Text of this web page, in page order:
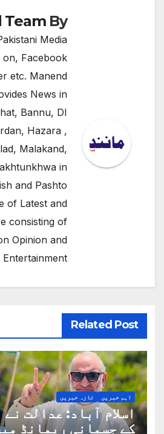
By
Team
Media
on, Facebook
etc. Manend
News in
Bannu, DI
Hazara ,
Malakand,
in
and Pashto
of Latest and
consisting of
Opinion and
Entertainment
Related Post
اہم خبریں تازہ خبریں
اسلام آباد: عدالت